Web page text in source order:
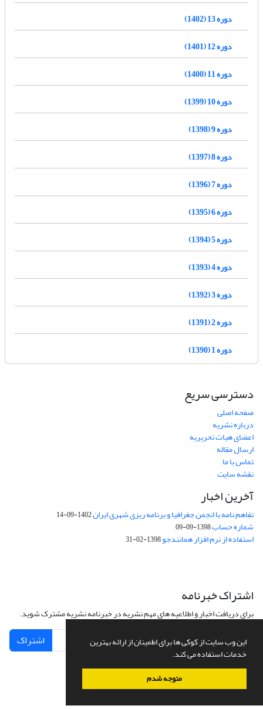
این وب سایت از کوکی ها برای اطمینان از ارائه بهترین
خدمات استفاده می کند.
متوجه شدم
دوره 13 (1402)
دوره 12 (1401)
دوره 11 (1400)
دوره 10 (1399)
دوره 9 (1398)
دوره 8 (1397)
دوره 7 (1396)
دوره 6 (1395)
دوره 5 (1394)
دوره 4 (1393)
دوره 3 (1392)
دوره 2 (1391)
دوره 1 (1390)
دسترسی سریع
صفحه اصلی
درباره نشریه
اعضای هیات تحریریه
ارسال مقاله
تماس با ما
نقشه سایت
آخرین اخبار
تفاهم نامه با انجمن جغرافیا و برنامه ریزی شهری ایران1402-09-14
شماره حساب1398-09-09
استفاده از نرم افزار همانندجو1398-02-31
اشتراک خبرنامه
برای دریافت اخبار و اطلاعیه های مهم نشریه در خبرنامه نشریه مشترک شوید.
اشتراک
سامانه مدیریت نشریات علمی.طراحی و پیاده سازی ازسیناوب